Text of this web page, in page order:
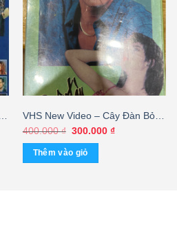
VHS New Video – Cây Đàn Bỏ
Quên
400.000₫ Giá
là:
400.000 ₫.
300.000 ₫Giá
Thêm vào giỏ